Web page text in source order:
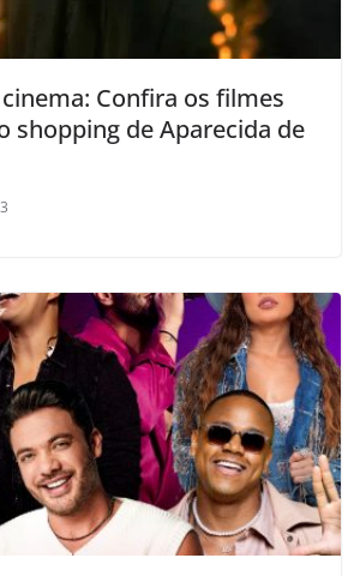
Confira os filmes
shopping de Aparecida de